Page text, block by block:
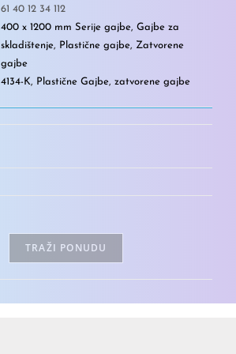
61 40 12 34 112
400 x 1200 mm Serije gajbe, Gajbe za
skladištenje, Plastične gajbe, Zatvorene
gajbe
4134-K, Plastične Gajbe, zatvorene gajbe
TRAŽI PONUDU